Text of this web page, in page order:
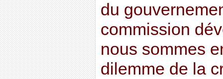
du
commission
nous sommes
dilemme de la